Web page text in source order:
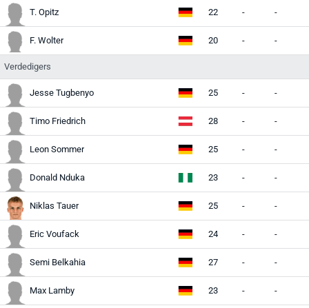
T. Opitz 22 - -
F. Wolter 20 - -
Verdedigers
Jesse Tugbenyo 25 - -
Timo Friedrich 28 - -
Leon Sommer 25 - -
Donald Nduka 23 - -
Niklas Tauer 25 - -
Eric Voufack 24 - -
Semi Belkahia 27 - -
Max Lamby 23 - -